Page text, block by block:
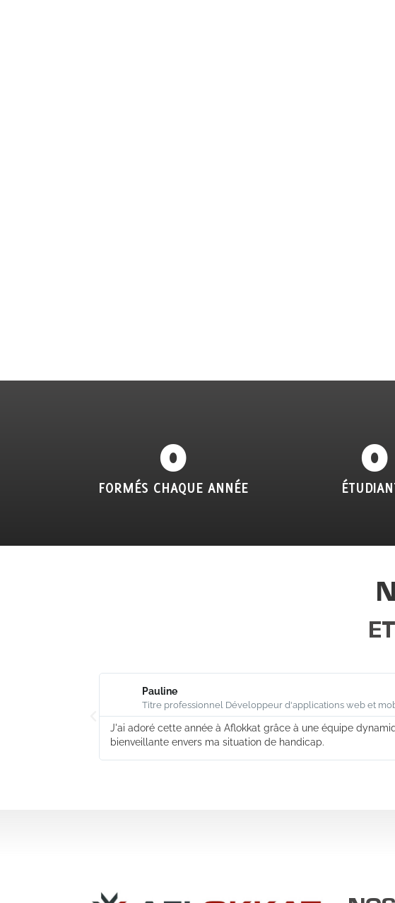
FORMÉS CHAQUE ANNÉE
0 0
Pauline
Titre professionnel Développeur d'applications web et
J'ai adoré cette année à Aflokkat grâce à une équipe
bienveillante envers ma situation de handicap.